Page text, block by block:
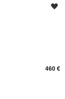
460 €